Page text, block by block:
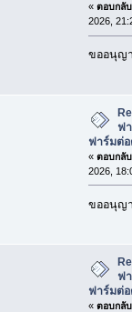
« ตอบกลั
2026,
ขออนุญ
ฟ
ฟาร์มต่
« ตอบกลั
2026,
ขออนุญ
ฟ
ฟาร์มต่
« ตอบกลั